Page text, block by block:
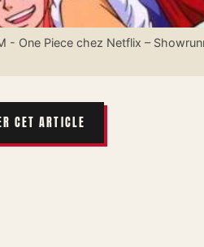
- One Piece chez Netflix –
CET ARTICLE